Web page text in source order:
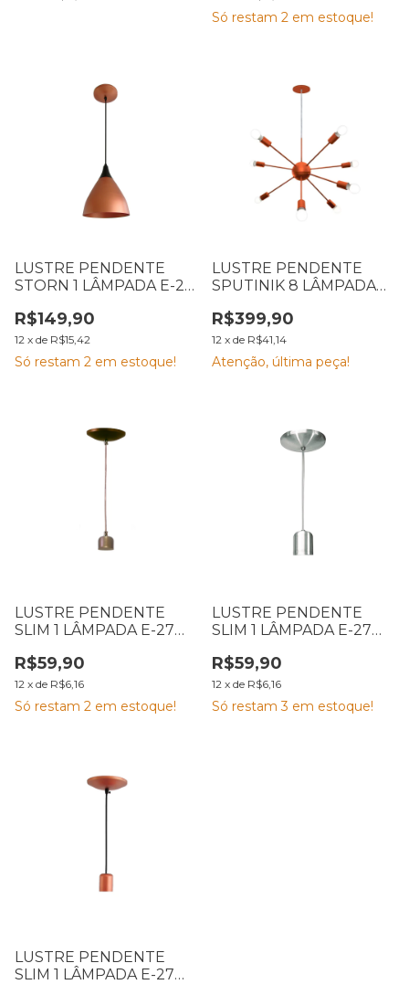
Só restam 2 em estoque!
LUSTRE PENDENTE
STORN 1 LÂMPADA E-27
EMA
R$149,90
12 x de R$15,42
Só restam 2 em estoque!
LUSTRE PENDENTE
SPUTINIK 8 LÂMPADAS
R$399,90
12 x de R$41,14
Atenção, última peça!
LUSTRE PENDENTE
SLIM 1 LÂMPADA E-27
VELHO EMA
R$59,90
12 x de R$6,16
Só restam 2 em estoque!
LUSTRE PENDENTE
SLIM 1 LÂMPADA E-27
EMA
R$59,90
12 x de R$6,16
Só restam3 em estoque!
LUSTRE PENDENTE
SLIM 1 LÂMPADA E-27